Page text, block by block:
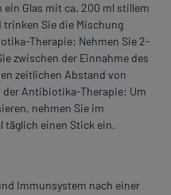
Glas mit ca. 200 ml stillem
trinken Sie die Mischung
Therapie: Nehmen Sie 2-
zwischen der Einnahme des
zeitlichen Abstand von
der Antibiotika-Therapie: Um
nehmen Sie im
täglich einen Stick ein.
Immunsystem nach einer